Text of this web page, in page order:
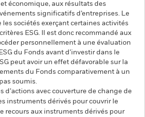
économique, aux résultats des
significatifs d’entreprises. Le
les sociétés exerçant certaines activités
ESG. Il est donc recommandé aux
personnellement à une évaluation
du Fonds avant d’investir dans le
peut avoir un effet défavorable sur la
du Fonds comparativement à un
soumis.
d’actions avec couverture de change de
instruments dérivés pour couvrir le
recours aux instruments dérivés pour